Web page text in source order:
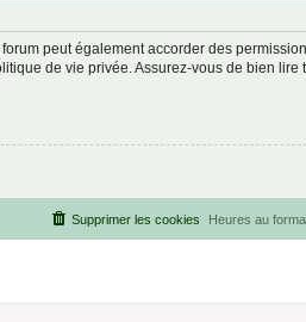
peut également accorder des
de vie privée. Assurez-vous de bien lire
Heures au
Supprimer les cookies